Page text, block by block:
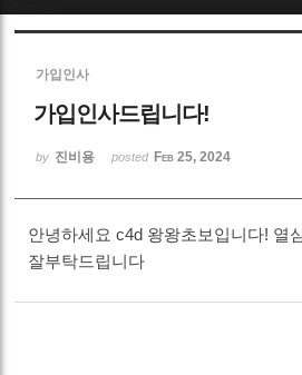
가입인사
가입인사드립니다!
by 진비용 posted Feb 25, 2024
안녕하세요 c4d 왕왕초보입니다! 열
잘부탁드립니다
Sketchbook5, 스케치
Sketchbook5, 스